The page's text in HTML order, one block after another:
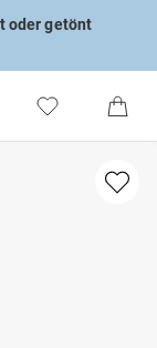
oder getönt